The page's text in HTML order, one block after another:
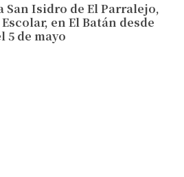
San Isidro de El Parralejo,
en El Batán desde
5 de mayo